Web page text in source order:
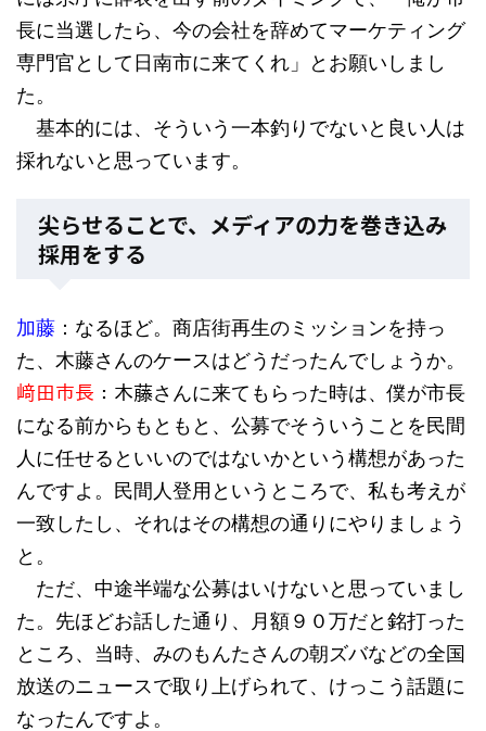
長に当選したら、今の会社を辞めてマーケティング
専門官として日南市に来てくれ」とお願いしまし
た。
基本的には、そういう一本釣りでないと良い人は
採れないと思っています。
尖らせることで、メディアの力を巻き込み
採用をする
加藤 ：なるほど。商店街再生のミッションを持っ
た、木藤さんのケースはどうだったんでしょうか。
﨑田市長 ：木藤さんに来てもらった時は、僕が市長
になる前からもともと、公募でそういうことを民間
人に任せるといいのではないかという構想があった
んですよ。民間人登用というところで、私も考えが
一致したし、それはその構想の通りにやりましょう
と。
ただ、中途半端な公募はいけないと思っていまし
た。先ほどお話した通り、月額９０万だと銘打った
ところ、当時、みのもんたさんの朝ズバなどの全国
放送のニュースで取り上げられて、けっこう話題に
なったんですよ。